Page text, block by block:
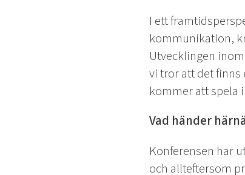
I ett
kommunikation,
Utvecklingen
vi tror att det
kommer att spela
Vad händer
Konferensen har
och allteftersom